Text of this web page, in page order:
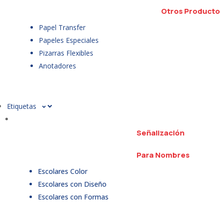
Otros
Papel Transfer
Papeles Especiales
Pizarras Flexibles
Anotadores
Etiquetas
Señalización
Para Nombres
Escolares Color
Escolares con Diseño
Escolares con Formas